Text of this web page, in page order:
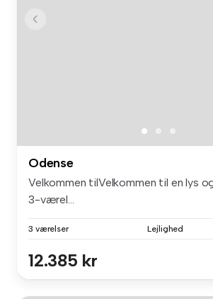
Odense
Velkommen tilVelkommen til en lys
3-værel...
3 værelser Lejlighed
12.385 kr